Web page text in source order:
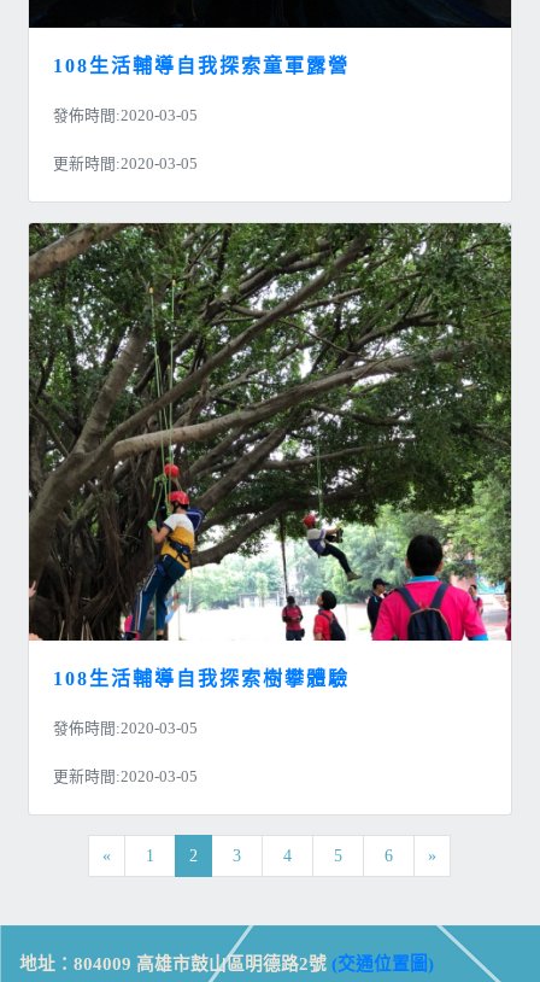
108生活輔導自我探索童軍露營
發佈時間:2020-03-05
更新時間:2020-03-05
108生活輔導自我探索樹攀體驗
發佈時間:2020-03-05
更新時間:2020-03-05
« 1 2 3 4 5 6 »
地址：804009 高雄市鼓山區明德路2號 (交通位置圖)